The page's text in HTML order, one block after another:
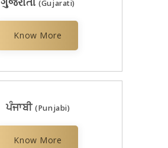
ગુજરાતી (Gujarati)
Know More
ਪੰਜਾਬੀ (Punjabi)
Know More